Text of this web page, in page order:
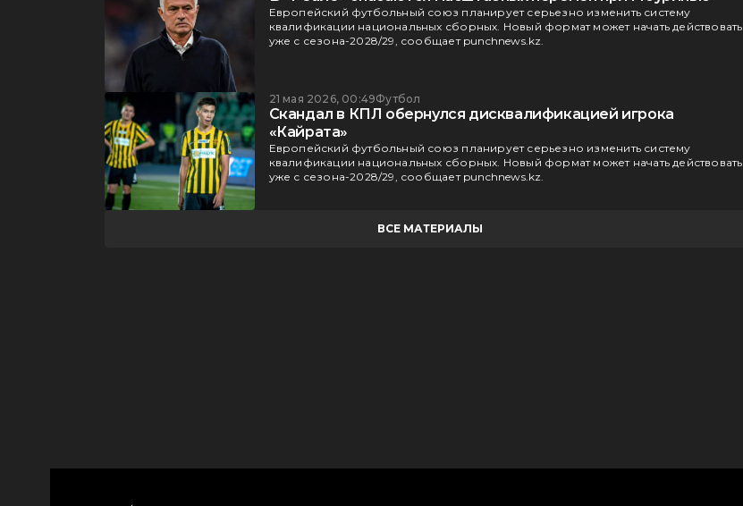
Европейский футбольный союз планирует серьезно изменить систему
квалификации национальных сборных. Новый формат может начать действовать
уже с сезона-2028/29, сообщает punchnews.kz.
21 мая 2026, 00:49Футбол
Скандал в КПЛ обернулся дисквалификацией игрока
«Кайрата»
Европейский футбольный союз планирует серьезно изменить систему
квалификации национальных сборных. Новый формат может начать действовать
уже с сезона-2028/29, сообщает punchnews.kz.
ВСЕ МАТЕРИАЛЫ